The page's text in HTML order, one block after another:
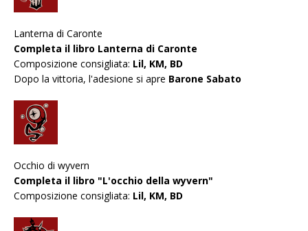
Lanterna di Caronte
Completa il libro Lanterna di Caronte
Composizione consigliata: Lil, KM, BD
Dopo la vittoria, l'adesione si apre Barone Sabato
Occhio di wyvern
Completa il libro "L'occhio della wyvern"
Composizione consigliata: Lil, KM, BD